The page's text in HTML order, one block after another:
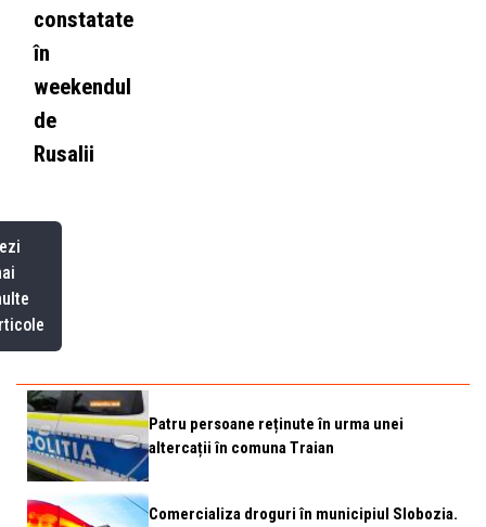
Patru persoane reținute în urma unei
altercații în comuna Traian
Comercializa droguri în municipiul Slobozia.
constatate
în
weekendul
de
Rusalii